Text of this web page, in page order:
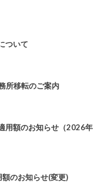
ついて
所移転のご案内
用額のお知らせ（2026年
のお知らせ(変更)